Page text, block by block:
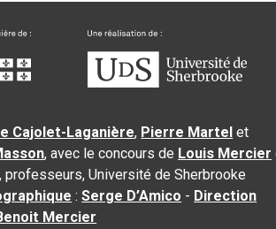
Cajolet-Laganière, Pierre Martel et
, avec le concours de Louis Mercier
, professeurs, Université de Sherbrooke
:Serge D’Amico - Direction
Mercier